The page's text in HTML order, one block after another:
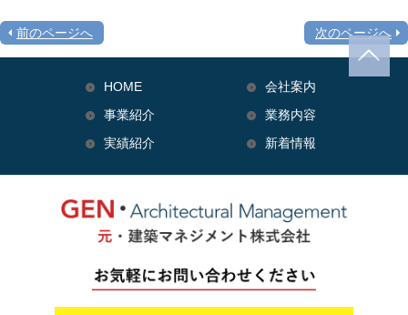
前のページへ 次のページへ
HOME
事業紹介
実績紹介
会社案内
業務内容
新着情報